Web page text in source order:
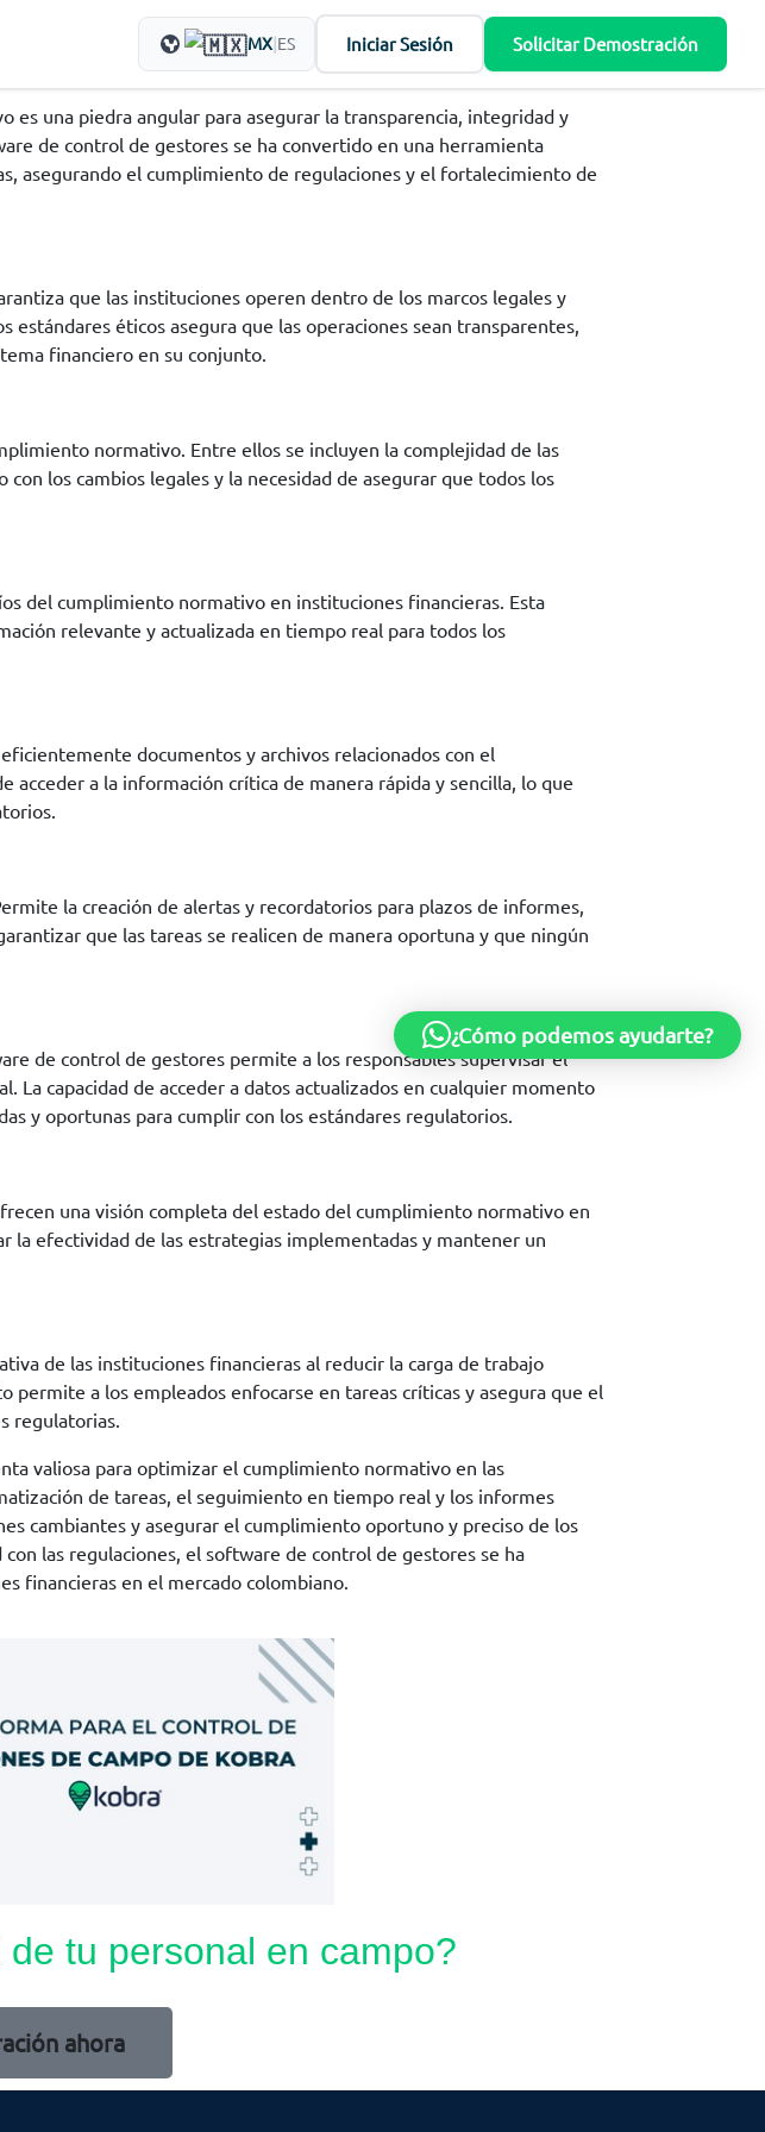
MX ES Iniciar Sesión Solicitar Demostración
una piedra angular para asegurar la transparencia, integridad y
de control de gestores se ha convertido en una herramienta
asegurando el cumplimiento de regulaciones y el fortalecimiento de
que las instituciones operen dentro de los marcos legales y
éticos asegura que las operaciones sean transparentes,
financiero en su conjunto.
normativo. Entre ellos se incluyen la complejidad de las
los cambios legales y la necesidad de asegurar que todos los
del cumplimiento normativo en instituciones financieras. Esta
relevante y actualizada en tiempo real para todos los
documentos y archivos relacionados con el
a la información crítica de manera rápida y sencilla, lo que
la creación de alertas y recordatorios para plazos de informes,
que las tareas se realicen de manera oportuna y que ningún
de control de gestores permite a los responsables supervisar el
La capacidad de acceder a datos actualizados en cualquier momento
y oportunas para cumplir con los estándares regulatorios.
una visión completa del estado del cumplimiento normativo en
la efectividad de las estrategias implementadas y mantener un
de las instituciones financieras al reducir la carga de trabajo
a los empleados enfocarse en tareas críticas y asegura que el
regulatorias.
valiosa para optimizar el cumplimiento normativo en las
de tareas, el seguimiento en tiempo real y los informes
cambiantes y asegurar el cumplimiento oportuno y preciso de los
las regulaciones, el software de control de gestores se ha
financieras en el mercado colombiano.
tu personal en campo?
ahora
¿Cómo podemos ayudarte?